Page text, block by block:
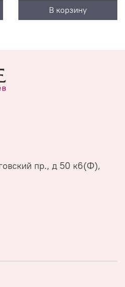
В корзину
пр., д 50 к6(Ф),